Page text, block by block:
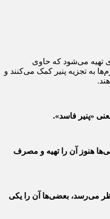
تهیه می‌شود که حاوی
به تجزیه پنیر کمک می‌کنند و
«پنیر فاسد».
هنوز آن را تهیه و مصرف
می‌رسد، بعضی‌ها آن را یکی